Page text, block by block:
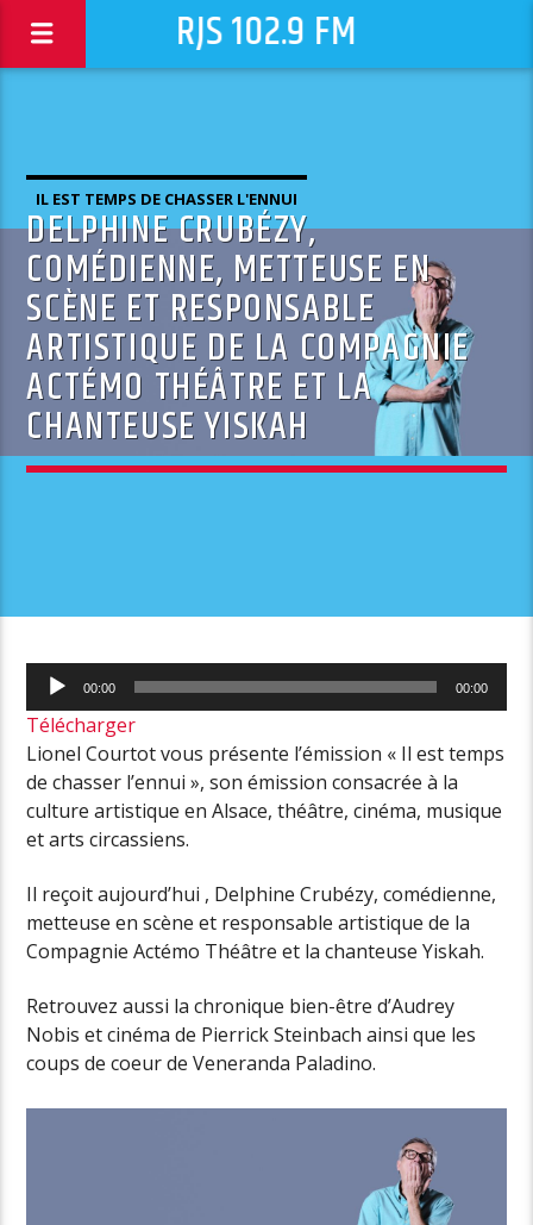
RJS 102.9 FM
IL EST TEMPS DE CHASSER L'ENNUI
DELPHINE CRUBÉZY,
COMÉDIENNE, METTEUSE EN
SCÈNE ET RESPONSABLE
ARTISTIQUE DE LA COMPAGNIE
ACTÉMO THÉÂTRE ET LA
CHANTEUSE YISKAH
Lecteur
audio
00:00 00:00
Télécharger
Lionel Courtot vous présente l’émission « Il est temps
de chasser l’ennui », son émission consacrée à la
culture artistique en Alsace, théâtre, cinéma, musique
et arts circassiens.
Il reçoit aujourd’hui , Delphine Crubézy, comédienne,
metteuse en scène et responsable artistique de la
Compagnie Actémo Théâtre et la chanteuse Yiskah.
Retrouvez aussi la chronique bien-être d’Audrey
Nobis et cinéma de Pierrick Steinbach ainsi que les
coups de coeur de Veneranda Paladino.